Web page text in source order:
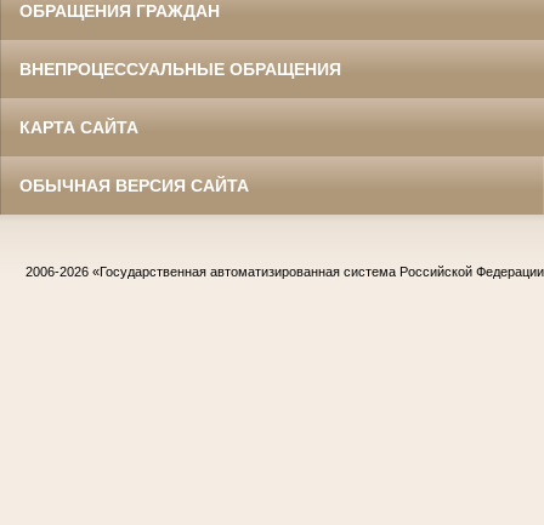
ОБРАЩЕНИЯ ГРАЖДАН
ВНЕПРОЦЕССУАЛЬНЫЕ ОБРАЩЕНИЯ
КАРТА САЙТА
ОБЫЧНАЯ ВЕРСИЯ САЙТА
2006-2026 «Государственная автоматизированная система Российской